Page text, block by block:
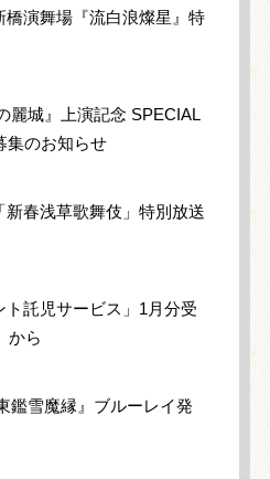
橋演舞場『流白浪燦星』特
麗城』上演記念 SPECIAL
集のお知らせ
新春浅草歌舞伎」特別放送
ト託児サービス」1月分受
から
鑑雪魔縁』ブルーレイ発